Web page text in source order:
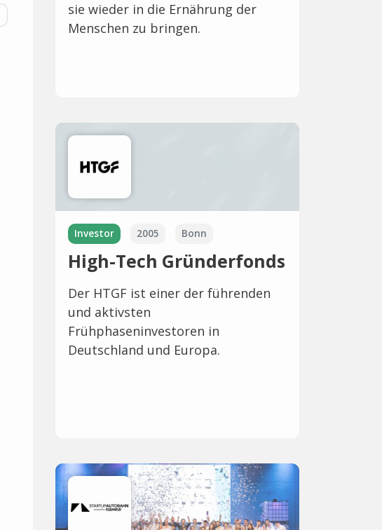
sie wieder in die Ernährung der
Menschen zu bringen.
Investor 2005 Bonn
High-Tech Gründerfonds
Der HTGF ist einer der führenden
und aktivsten
Frühphaseninvestoren in
Deutschland und Europa.